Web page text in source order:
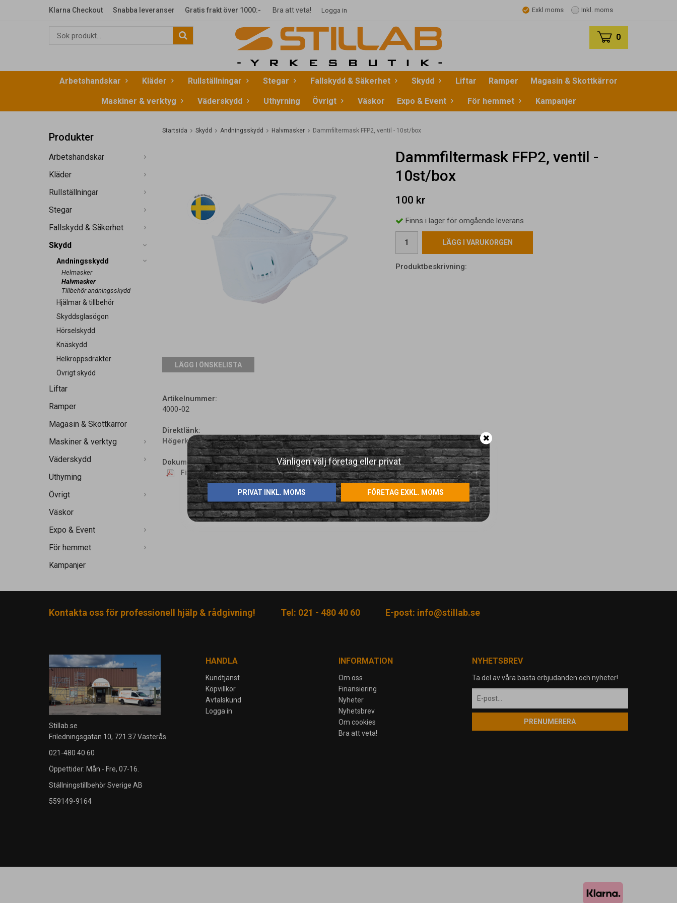
Klarna Checkout Snabba leveranser Gratis frakt över 1000:- Bra att veta! Logga in Exkl moms Inkl. moms
0
Arbetshandskar Kläder Rullställningar Stegar Fallskydd & Säkerhet Skydd Liftar Ramper Magasin & Skottkärror
Maskiner & verktyg Väderskydd Uthyrning Övrigt Väskor Expo & Event För hemmet Kampanjer
Produkter
Arbetshandskar
Kläder
Rullställningar
Stegar
Fallskydd & Säkerhet
Skydd
Andningsskydd
Helmasker
Halvmasker
Tillbehör andningsskydd
Hjälmar & tillbehör
Skyddsglasögon
Hörselskydd
Knäskydd
Helkroppsdräkter
Övrigt skydd
Liftar
Ramper
Magasin & Skottkärror
Maskiner & verktyg
Väderskydd
Uthyrning
Övrigt
Väskor
Expo & Event
För hemmet
Kampanjer
Startsida Skydd Andningsskydd Halvmasker Dammfiltermask FFP2, ventil - 10st/box
Vänligen välj företag eller privat
PRIVAT INKL. MOMS FÖRETAG EXKL. MOMS
Dammfiltermask FFP2, ventil -
10st/box
100 kr
Finns i lager för omgående leverans
LÄGG I VARUKORGEN
Produktbeskrivning:
LÄGG I ÖNSKELISTA
Artikelnummer:
4000-02
Direktlänk:
Högerklicka och kopiera adressen
Dokument:
Filterguide
Kontakta oss för professionell hjälp & rådgivning! Tel: 021 - 480 40 60 E-post: info@stillab.se
Stillab.se
Friledningsgatan 10, 721 37 Västerås
021-480 40 60
Öppettider: Mån - Fre, 07-16.
Ställningstillbehör Sverige AB
559149-9164
HANDLA
Kundtjänst
Köpvillkor
Avtalskund
Logga in
INFORMATION
Om oss
Finansiering
Nyheter
Nyhetsbrev
Om cookies
Bra att veta!
NYHETSBREV
Ta del av våra bästa erbjudanden och nyheter!
PRENUMERERA